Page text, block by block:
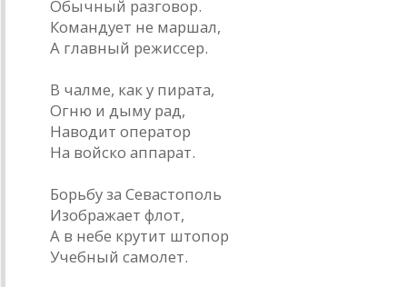
Обычный разговор.
Командует не маршал,
А главный режиссер.
В чалме, как у пирата,
Огню и дыму рад,
Наводит оператор
На войско аппарат.
Борьбу за Севастополь
Изображает флот,
А в небе крутит штопор
Учебный самолет.